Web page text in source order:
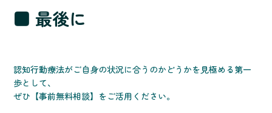
■ 最後に
認知行動療法がご自身の状況に合うのかどうかを見極める第一
歩として、
ぜひ【事前無料相談】をご活用ください。